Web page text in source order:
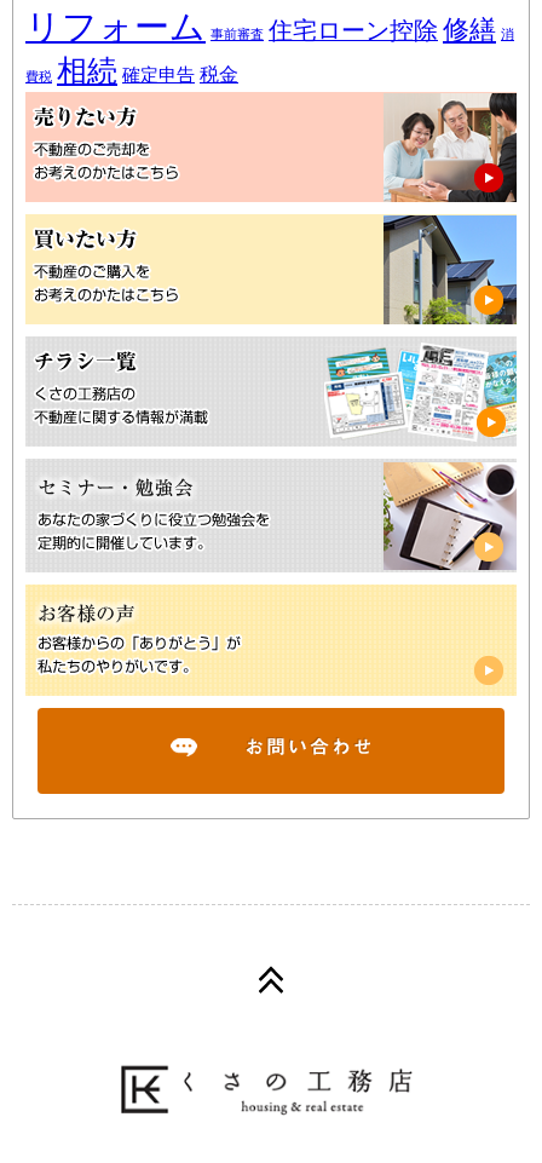
リフォーム 事前審査 住宅ローン控除 修繕 消
費税 相続 確定申告 税金